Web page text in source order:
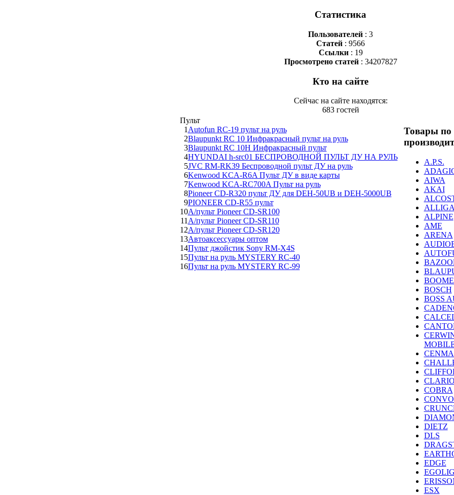
Статистика
Пользователей : 3
Статей : 9566
Ссылки: 19
Просмотрено статей: 34207827
Кто на сайте
Сейчас на сайте находятся:
683 гостей
Пульт
1 Autofun RC-19 пульт на руль
2Blaupunkt RC 10 Инфракрасный пульт на руль
3Blaupunkt RC 10H Инфракрасный пульт
4HYUNDAI h-src01 БЕСПРОВОДНОЙ ПУЛЬТ ДУ НА РУЛЬ
5JVC RM-RK39 Беспроводной пульт ДУ на руль
6Kenwood KCA-R6A Пульт ДУ в виде карты
7Kenwood KCA-RC700A Пульт на руль
8Pioneer CD-R320 пульт ДУ для DEH-50UB и DEH-5000UB
9PIONEER CD-R55 пульт
10А/пульт Pioneer CD-SR100
11 А/пульт Pioneer CD-SR110
12А/пульт Pioneer CD-SR120
13Автоаксессуары оптом
14Пульт джойстик Sony RM-X4S
15Пульт на руль MYSTERY RC-40
16Пульт на руль MYSTERY RC-99
Товары по
A.P.S.
AIWA
AKAI
ALPINE
AME
ARENA
BOSCH
BOSS
COBRA
DIETZ
DLS
EDGE
ESX